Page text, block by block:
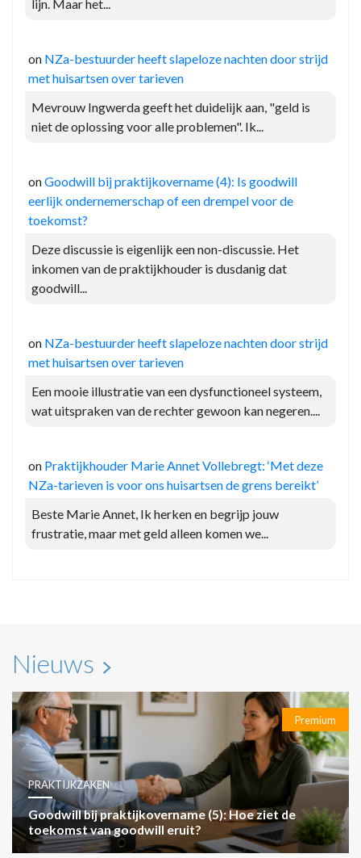
lijn. Maar het...
on NZa-bestuurder heeft slapeloze nachten door strijd
met huisartsen over tarieven
Mevrouw Ingwerda geeft het duidelijk aan, "geld is
niet de oplossing voor alle problemen". Ik...
onGoodwill bij praktijkovername (4): Is goodwill
eerlijk ondernemerschap of een drempel voor de
toekomst?
Deze discussie is eigenlijk een non-discussie. Het
inkomen van de praktijkhouder is dusdanig dat
goodwill...
on NZa-bestuurder heeft slapeloze nachten door strijd
met huisartsen over tarieven
Een mooie illustratie van een dysfunctioneel systeem,
wat uitspraken van de rechter gewoon kan negeren....
on Praktijkhouder Marie Annet Vollebregt: ‘Met deze
NZa-tarieven is voor ons huisartsen de grens bereikt’
Beste Marie Annet, Ik herken en begrijp jouw
frustratie, maar met geld alleen komen we...
Nieuws
Premium
PRAKTIJKZAKEN
Goodwill bij praktijkovername (5): Hoe ziet de
toekomst van goodwill eruit?